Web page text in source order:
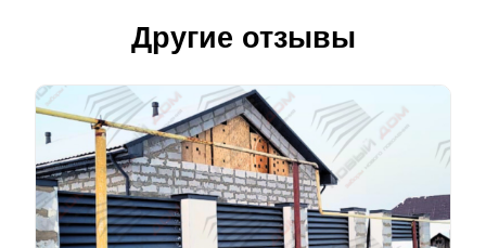
Другие отзывы